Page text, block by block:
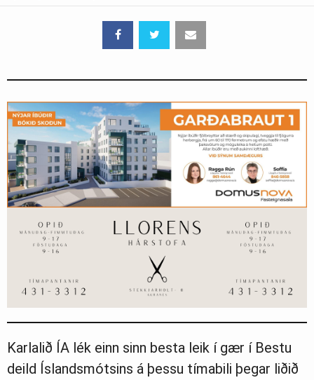
Karlalið ÍA lék einn sinn besta leik í gær í Bestu
deild Íslandsmótsins á þessu tímabili þegar liðið